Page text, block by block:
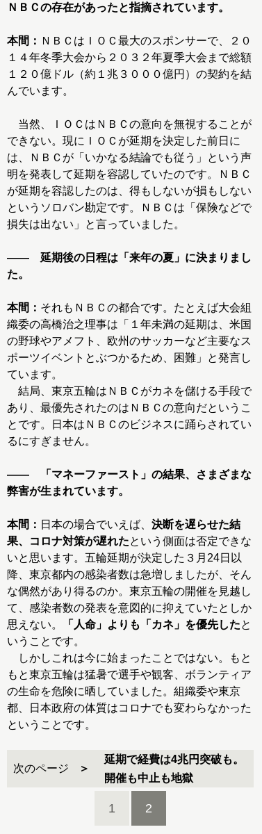
ＮＢＣの存在があったと指摘されています。
本間： ＮＢＣはＩＯＣ最大のスポンサーで、２０
１４年冬季大会から２０３２年夏季大会まで総額
１２０億ドル（約１兆３０００億円）の契約を結
んでいます。
当然、ＩＯＣはＮＢＣの意向を無視することが
できない。現にＩＯＣが延期を決定した前日に
は、ＮＢＣが「いかなる結論でも従う」という声
明を発表して延期を容認していたのです。ＮＢＣ
が延期を容認したのは、得もしないが損もしない
というソロバン勘定です。ＮＢＣは「保険などで
損失は出ない」と言っていました。
―― 延期後の日程は「来年の夏」に決まりまし
た。
本間： それもＮＢＣの都合です。たとえば大会組
織委の高橋治之理事は「１年未満の延期は、米国
の野球やアメフト、欧州のサッカーなど主要なス
ポーツイベントとぶつかるため、困難」と発言し
ています。
結局、東京五輪はＮＢＣがカネを儲ける手段で
あり、最優先されたのはＮＢＣの意向だというこ
とです。日本はＮＢＣのビジネスに踊らされてい
るにすぎません。
―― 「マネーファースト」の結果、さまざまな
弊害が生まれています。
本間： 日本の場合でいえば、 決断を遅らせた結
果、コロナ対策が遅れたという側面は否定できな
いと思います。五輪延期が決定した３月24日以
降、東京都内の感染者数は急増しましたが、そん
な偶然があり得るのか。東京五輪の開催を見越し
て、感染者数の発表を意図的に抑えていたとしか
思えない。
「人命」よりも「カネ」を優先したと
いうことです。
しかしこれは今に始まったことではない。もと
もと東京五輪は猛暑で選手や観客、ボランティア
の生命を危険に晒していました。組織委や東京
都、日本政府の体質はコロナでも変わらなかった
ということです。
次のページ
延期で経費は4兆円突破も。
開催も中止も地獄
1 2